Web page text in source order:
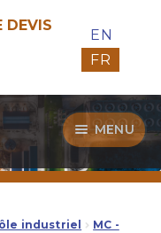
DEVIS
EN
FR
MENU
Guide d’Achat
industriel
MC -